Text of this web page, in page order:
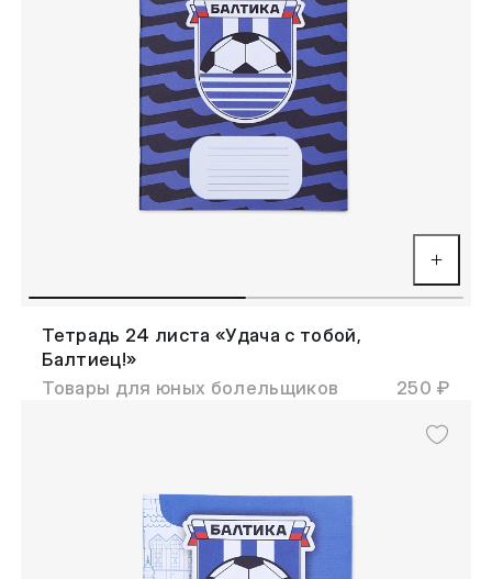
Тетрадь 24 листа «Удача с тобой,
Балтиец!»
Товары для юных болельщиков
250 ₽